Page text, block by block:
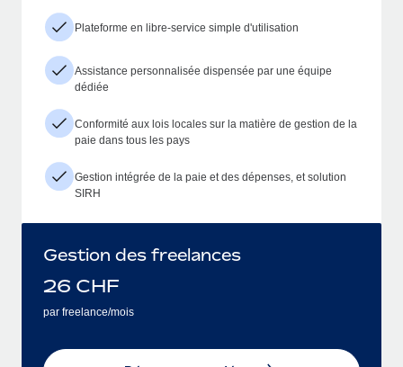
Plateforme en libre-service simple d'utilisation
Assistance personnalisée dispensée par une équipe
dédiée
Conformité aux lois locales sur la matière de gestion de la
paie dans tous les pays
Gestion intégrée de la paie et des dépenses, et solution
SIRH
Gestion des freelances
26 CHF
par freelance/mois